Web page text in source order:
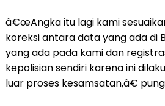
â€œAngka itu lagi kami
koreksi antara data yang ada di
yang ada pada kami dan
kepolisian sendiri karena ini
luar proses kesamsatan,â€